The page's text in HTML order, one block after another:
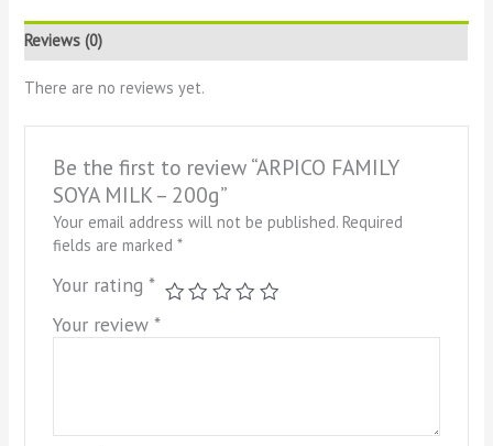
Reviews (0)
There are no reviews yet.
Be the first to review “ARPICO FAMILY
SOYA MILK – 200g”
Your email address will not be published. Required
fields are marked *
Your rating *
Your review *